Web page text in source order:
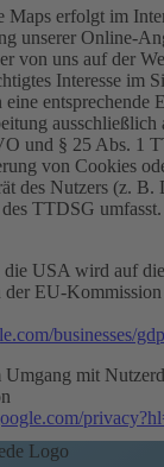
erfolgt im
unserer Online-
von uns auf der
Interesse im
entsprechende
ausschließlich
und § 25 Abs. 1
von Cookies
des Nutzers (z. B.
TTDSG
die USA wird auf die
der EU-
businesses/
mit